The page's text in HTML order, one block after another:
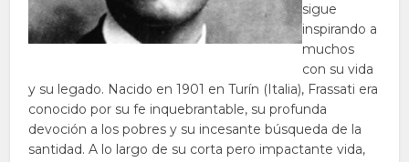
sigue
inspirando a
muchos
con su vida
y su legado. Nacido en 1901 en Turín (Italia), Frassati era
conocido por su fe inquebrantable, su profunda
devoción a los pobres y su incesante búsqueda de la
santidad. A lo largo de su corta pero impactante vida,